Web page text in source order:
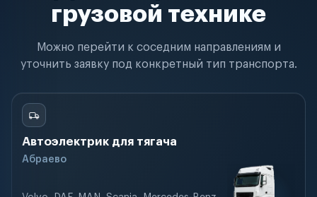
грузовой технике
Можно перейти к соседним направлениям и
уточнить заявку под конкретный тип транспорта.
Автоэлектрик для тягача
Абраево